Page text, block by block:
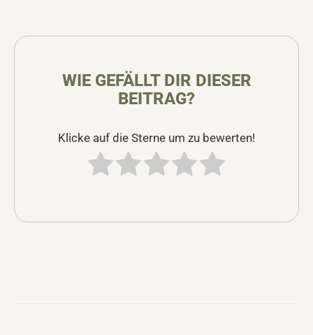
WIE GEFÄLLT DIR DIESER
BEITRAG?
Klicke auf die Sterne um zu bewerten!